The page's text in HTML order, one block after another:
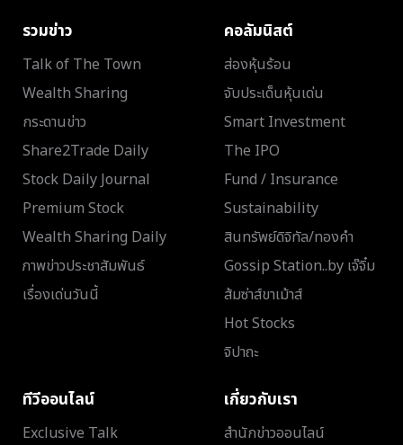
รวมข่าว
Talk of The Town
Wealth Sharing
กระดานข่าว
Share2Trade Daily
Stock Daily Journal
Premium Stock
Wealth Sharing Daily
ภาพข่าวประชาสัมพันธ์
เรื่องเด่นวันนี้
คอลัมนิสต์
ส่องหุ้นร้อน
จับประเด็นหุ้นเด่น
Smart Investment
The IPO
Fund / Insurance
Sustainability
สินทรัพย์ดิจิทัล/ทองคำ
Gossip Station..by เจ๊จิ๋ม
ส้มซ่าส์ขาเม้าส์
Hot Stocks
จิปาถะ
ทีวีออนไลน์
Exclusive Talk
เกี่ยวกับเรา
สำนักข่าวออนไลน์